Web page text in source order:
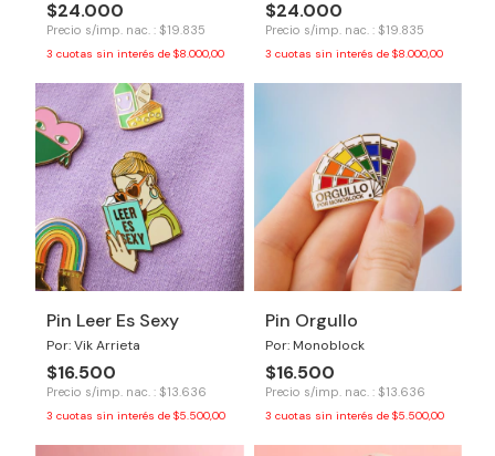
$24.000
Precio s/imp. nac. : $19.835
3 cuotas sin interés de $8.000,00
$24.000
Precio s/imp. nac. : $19.835
3 cuotas sin interés de $8.000,00
Pin Leer Es Sexy
Por: Vik Arrieta
$16.500
Precio s/imp. nac. : $13.636
3 cuotas sin interés de $5.500,00
Pin Orgullo
Por: Monoblock
$16.500
Precio s/imp. nac. : $13.636
3 cuotas sin interés de $5.500,00